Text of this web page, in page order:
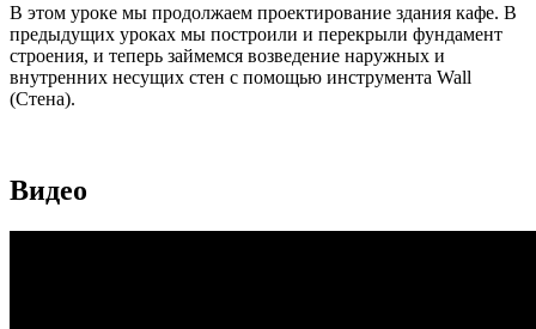
В этом уроке мы продолжаем проектирование здания кафе. В
предыдущих уроках мы построили и перекрыли фундамент
строения, и теперь займемся возведение наружных и
внутренних несущих стен с помощью инструмента Wall
(Стена).
Видео